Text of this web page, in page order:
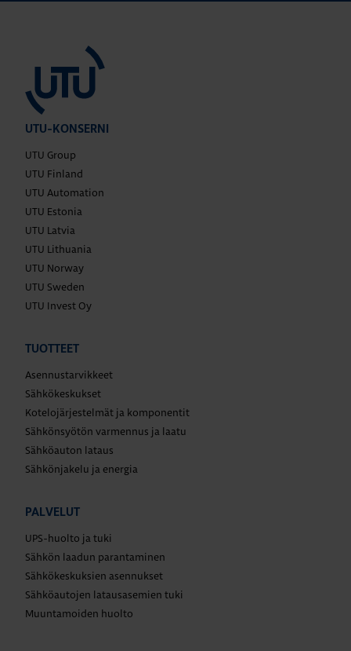
UTU-KONSERNI
UTU Group
UTU Finland
UTU Automation
UTU Estonia
UTU Latvia
UTU Lithuania
UTU Norway
UTU Sweden
UTU Invest Oy
TUOTTEET
Asennustarvikkeet
Sähkökeskukset
Kotelojärjestelmät ja komponentit
Sähkönsyötön varmennus ja laatu
Sähköauton lataus
Sähkönjakelu ja energia
PALVELUT
UPS-huolto ja tuki
Sähkön laadun parantaminen
Sähkökeskuksien asennukset
Sähköautojen latausasemien tuki
Muuntamoiden huolto